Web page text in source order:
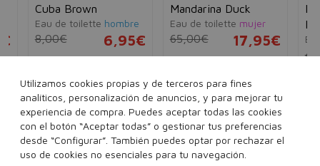
Cuba Brown
Eau de toilette hombre
8,00€ 6,95€
Añadir a la cesta
Mandarina Duck
Eau de toilette mujer
65,00€ 17,95€
Añadir a la cesta
Utilizamos cookies propias y de terceros para fines
analíticos, personalización de anuncios, y para mejorar tu
experiencia de compra. Puedes aceptar todas las cookies
con el botón “Aceptar todas” o gestionar tus preferencias
desde “Configurar”. También puedes optar por rechazar el
uso de cookies no esenciales para tu navegación.